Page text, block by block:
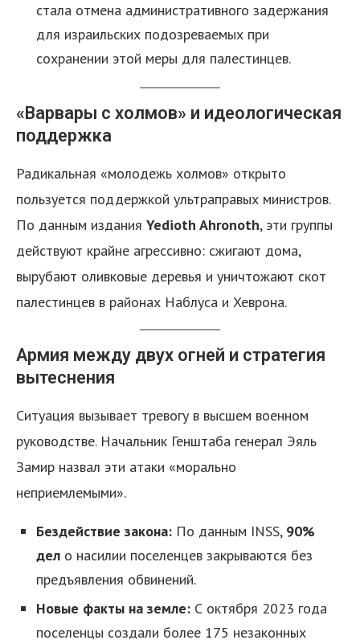
стала отмена административного задержания
для израильских подозреваемых при
сохранении этой меры для палестинцев.
«Варвары с холмов» и идеологическая
поддержка
Радикальная «молодежь холмов» открыто
пользуется поддержкой ультраправых министров.
По данным издания Yedioth Ahronoth, эти группы
действуют крайне агрессивно: сжигают дома,
вырубают оливковые деревья и уничтожают скот
палестинцев в районах Наблуса и Хеврона.
Армия между двух огней и стратегия
вытеснения
Ситуация вызывает тревогу в высшем военном
руководстве. Начальник Генштаба генерал Эяль
Замир назвал эти атаки «морально
неприемлемыми».
Бездействие закона: По данным INSS, 90%
дел о насилии поселенцев закрываются без
предъявления обвинений.
Новые факты на земле: С октября 2023 года
поселенцы создали более 175 незаконных